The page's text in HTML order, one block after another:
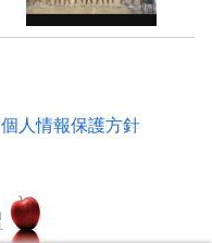
個人情報保護方針